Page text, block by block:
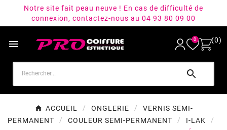
Notre site fait peau neuve ! En cas de difficulté de
connexion, contactez-nous au 04 93 80 09 00
 0 (0)

ACCUEIL ONGLERIE
VERNIS SEMI-
PERMANENT
COULEUR SEMI-PERMANENT
I-LAK